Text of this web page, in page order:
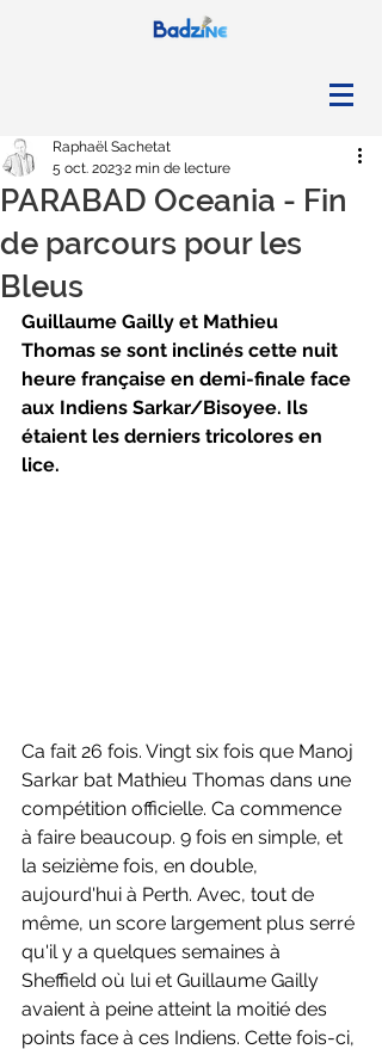
PARABAD Oceania - Fin
de parcours pour les
Bleus
Raphaël Sachetat
5 oct. 20232 min de lecture
Guillaume Gailly et Mathieu
Thomas se sont inclinés cette nuit
heure française en demi-finale face
aux Indiens Sarkar/Bisoyee. Ils
étaient les derniers tricolores en
lice.
Ca fait 26 fois. Vingt six fois que Manoj
Sarkar bat Mathieu Thomas dans une
compétition officielle. Ca commence
à faire beaucoup. 9 fois en simple, et
la seizième fois, en double,
aujourd'hui à Perth. Avec, tout de
même, un score largement plus serré
qu'il y a quelques semaines à
Sheffield où lui et Guillaume Gailly
avaient à peine atteint la moitié des
points face à ces Indiens. Cette fois-ci,